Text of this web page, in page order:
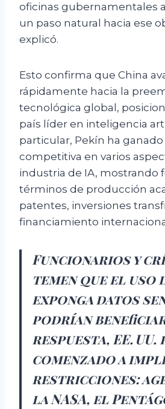
oficinas gubernamentales
un paso natural hacia ese
explicó.
Esto confirma que China
rápidamente hacia la
tecnológica global,
país líder en inteligencia
particular, Pekín ha ganado
competitiva en varios
industria de IA, mostrando
términos de producción
patentes, inversiones
financiamiento
Funcionarios y
temen que el uso
exponga datos
podrían beneficiar
respuesta, EE. UU.
comenzado a
restricciones:
la NASA, el